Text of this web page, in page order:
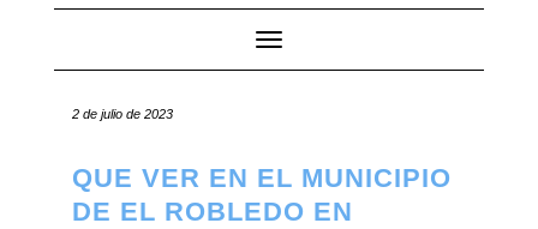
Cambiar modo de navegación
2 de julio de 2023
QUE VER EN EL MUNICIPIO
DE EL ROBLEDO EN